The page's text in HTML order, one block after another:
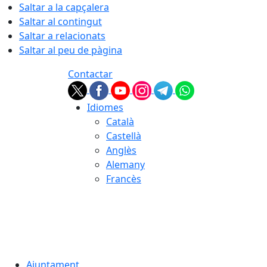
Saltar a la capçalera
Saltar al contingut
Saltar a relacionats
Saltar al peu de pàgina
Contactar
Idiomes
Català
Castellà
Anglès
Alemany
Francès